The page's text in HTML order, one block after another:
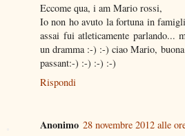
Eccome qua, i am Mario rossi,
Io non ho avuto la fortuna in
assai fui atleticamente parlando...
un dramma :-) :-) ciao Mario,
passant:-) :-) :-) :-)
Rispondi
Anonimo 28 novembre 2012 alle